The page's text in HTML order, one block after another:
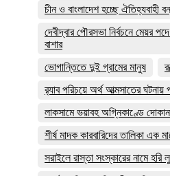
চীন ও বাংলাদেশ হচ্ছে ঐতিহ্যবাহী
দেবীদ্বার পৌরসভা নির্বচনে মেয়র
বাশার
ভোগান্তিতে দুই গ্রামের মানুষ
র‌্যাব পরিচয়ে অর্থ আত্মসাতের ঘটনায়
লাকসামে ভয়াবহ অগ্নিকাণ্ডে
শীর্ষ মাদক কারবারিদের তালিকা এক
সরাইলে রাস্তা সংস্কারের নামে